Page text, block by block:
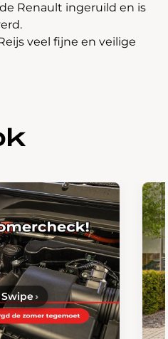
Renault ingeruild en is
veel fijne en veilige
Swipe›